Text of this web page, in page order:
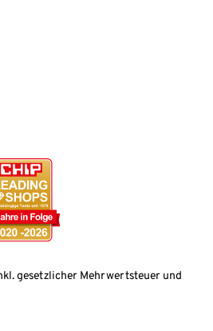
gesetzlicher Mehrwertsteuer und